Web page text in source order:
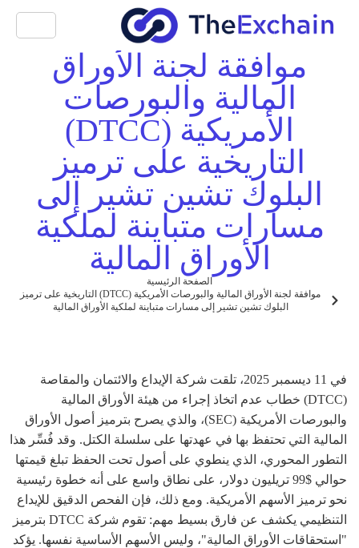
موافقة لجنة الأوراق
المالية والبورصات
الأمريكية (DTCC)
التاريخية على ترميز
البلوك تشين تشير إلى
مسارات متباينة لملكية
الأوراق المالية
الصفحة الرئيسية
موافقة لجنة الأوراق المالية والبورصات الأمريكية (DTCC) التاريخية على ترميز
البلوك تشين تشير إلى مسارات متباينة لملكية الأوراق المالية
في 11 ديسمبر 2025، تلقت شركة الإيداع والائتمان والمقاصة
(DTCC) خطاب عدم اتخاذ إجراء من هيئة الأوراق المالية
والبورصات الأمريكية (SEC)، والذي يصرح بترميز أصول الأوراق
المالية التي تحتفظ بها في عهدتها على سلسلة الكتل. وقد فُسِّر هذا
التطور المحوري، الذي ينطوي على أصول تحت الحفظ تبلغ قيمتها
حوالي $99 تريليون دولار، على نطاق واسع على أنه خطوة رئيسية
نحو ترميز الأسهم الأمريكية. ومع ذلك، فإن الفحص الدقيق للإيداع
التنظيمي يكشف عن فارق بسيط مهم: تقوم شركة DTCC بترميز
"استحقاقات الأوراق المالية"، وليس الأسهم الأساسية نفسها. يؤكد